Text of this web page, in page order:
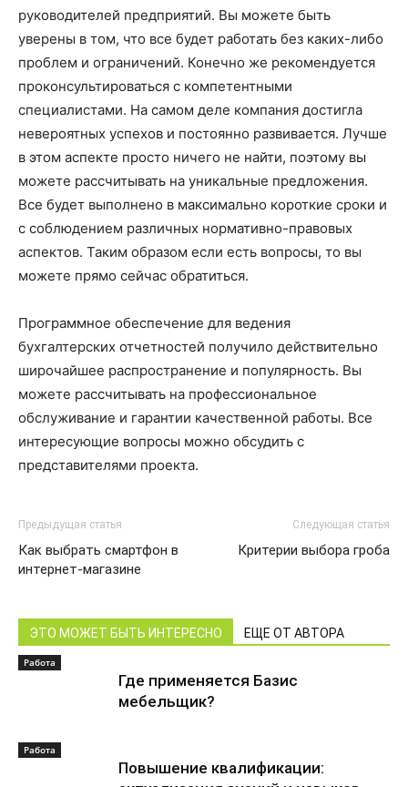
руководителей предприятий. Вы можете быть
уверены в том, что все будет работать без каких-либо
проблем и ограничений. Конечно же рекомендуется
проконсультироваться с компетентными
специалистами. На самом деле компания достигла
невероятных успехов и постоянно развивается. Лучше
в этом аспекте просто ничего не найти, поэтому вы
можете рассчитывать на уникальные предложения.
Все будет выполнено в максимально короткие сроки и
с соблюдением различных нормативно-правовых
аспектов. Таким образом если есть вопросы, то вы
можете прямо сейчас обратиться.
Программное обеспечение для ведения
бухгалтерских отчетностей получило действительно
широчайшее распространение и популярность. Вы
можете рассчитывать на профессиональное
обслуживание и гарантии качественной работы. Все
интересующие вопросы можно обсудить с
представителями проекта.
Предыдущая статья
Как выбрать смартфон в
интернет-магазине
Следующая статья
Критерии выбора гроба
ЭТО МОЖЕТ БЫТЬ ИНТЕРЕСНО ЕЩЕ ОТ АВТОРА
Работа
Где применяется Базис
мебельщик?
Работа
Повышение квалификации: